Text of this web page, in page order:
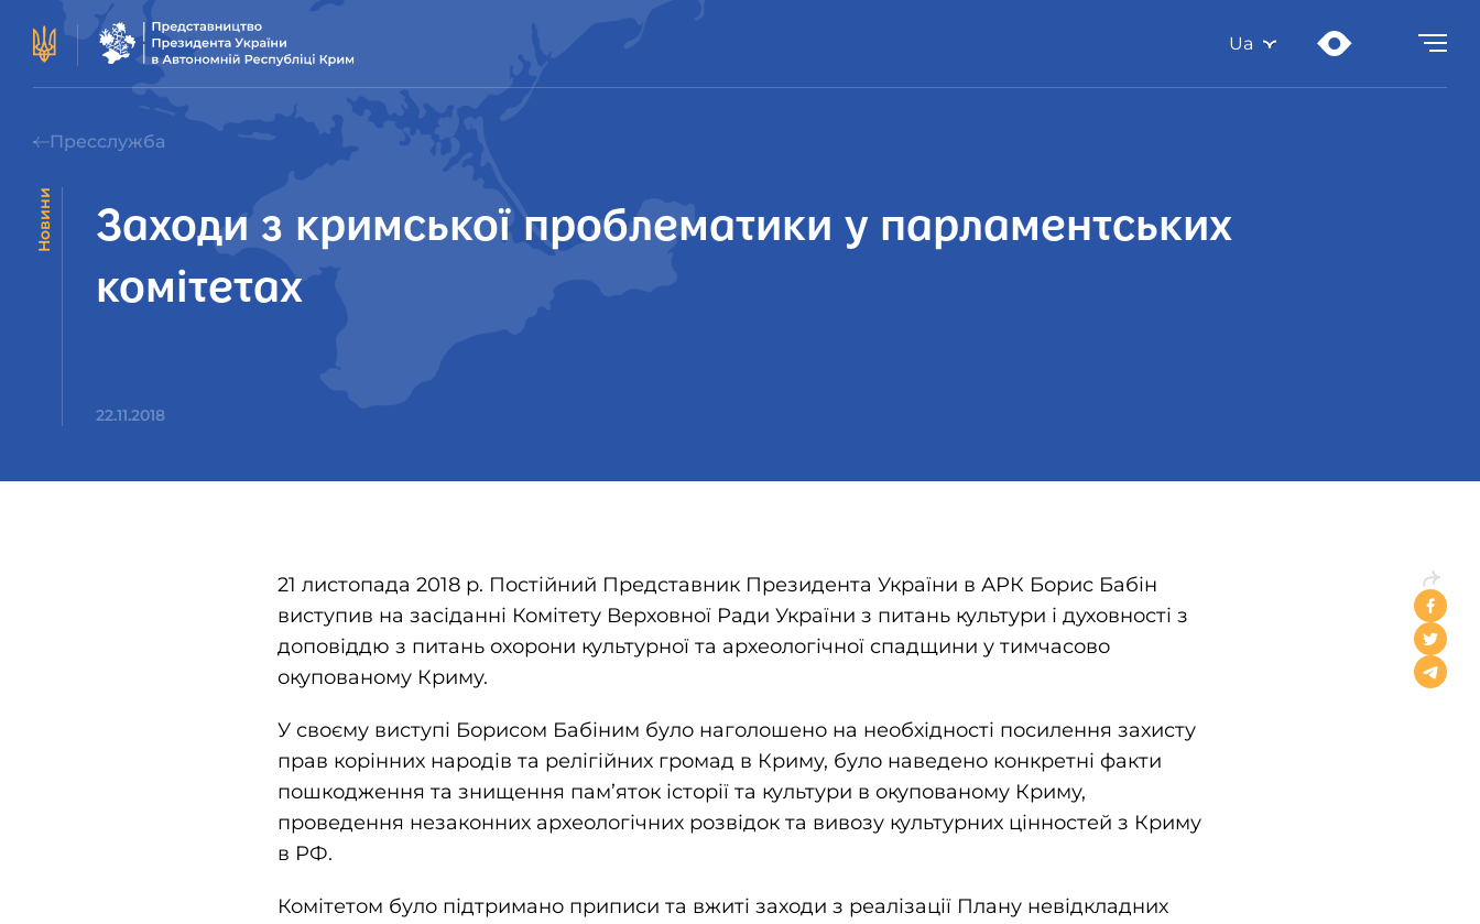
Ua
Пресслужба
Новини
Заходи з кримської проблематики у парламентських
комітетах
22.11.2018
21 листопада 2018 р. Постійний Представник Президента України в АРК Борис Бабін
виступив на засіданні Комітету Верховної Ради України з питань культури і духовності з
доповіддю з питань охорони культурної та археологічної спадщини у тимчасово
окупованому Криму.
У своєму виступі Борисом Бабіним було наголошено на необхідності посилення захисту
прав корінних народів та релігійних громад в Криму, було наведено конкретні факти
пошкодження та знищення пам’яток історії та культури в окупованому Криму,
проведення незаконних археологічних розвідок та вивозу культурних цінностей з Криму
в РФ.
Комітетом було підтримано приписи та вжиті заходи з реалізації Плану невідкладних